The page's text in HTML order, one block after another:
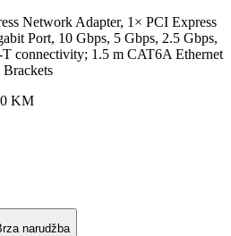
Network Adapter, 1× PCI Express
Port, 10 Gbps, 5 Gbps, 2.5 Gbps,
connectivity; 1.5 m CAT6A Ethernet
KM
narudžba